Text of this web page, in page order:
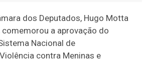
dos Deputados, Hugo Motta
comemorou a aprovação do
Nacional de
contra Meninas e